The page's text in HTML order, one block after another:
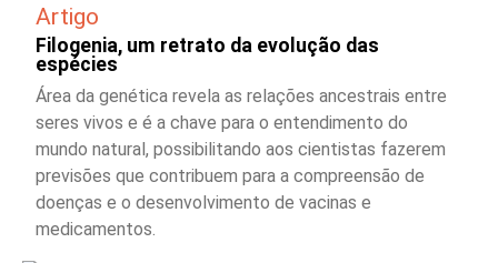
Artigo
Filogenia, um retrato da evolução das
espécies
Área da genética revela as relações ancestrais entre
seres vivos e é a chave para o entendimento do
mundo natural, possibilitando aos cientistas fazerem
previsões que contribuem para a compreensão de
doenças e o desenvolvimento de vacinas e
medicamentos.